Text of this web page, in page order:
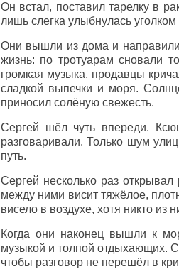
Он встал, поставил тарелку в
лишь слегка улыбнулась
Они вышли из дома и
жизнь: по тротуарам сновали
громкая музыка, продавцы
сладкой выпечки и моря.
приносил солёную свежесть.
Сергей шёл чуть впереди.
разговаривали. Только шум
путь.
Сергей несколько раз открывал
между ними висит тяжёлое,
висело в воздухе, хотя никто из
Когда они наконец вышли к
музыкой и толпой отдыхающих.
чтобы разговор не перешёл в